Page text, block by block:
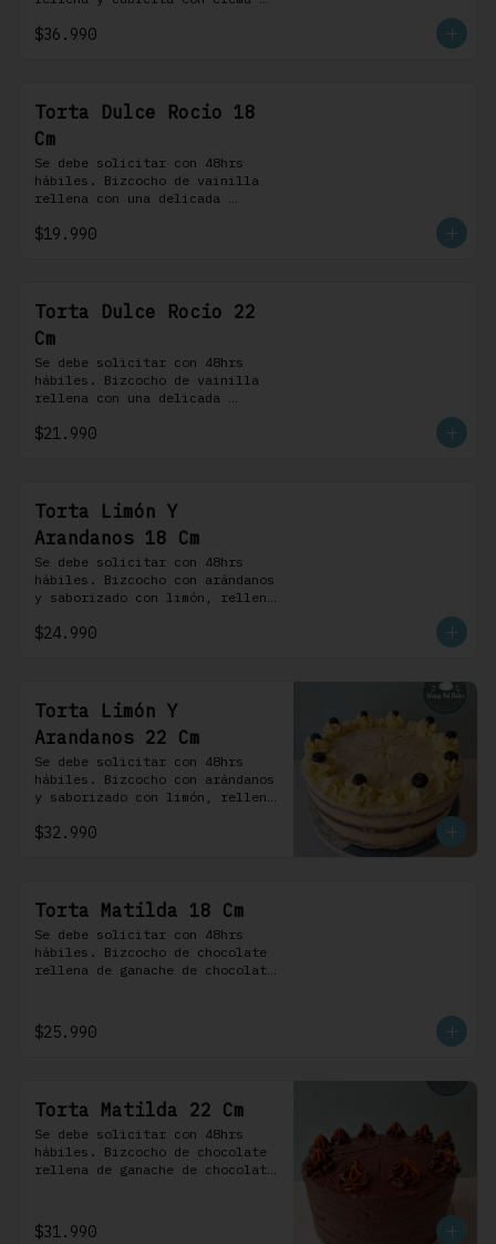
profiteroles.
$36.990
Torta Dulce Rocio 18
Cm
Se debe solicitar con 48hrs
hábiles. Bizcocho de vainilla
rellena con una delicada
de leche cubierta con nuestra
$19.990
Torta Dulce Rocio 22
Cm
Se debe solicitar con 48hrs
hábiles. Bizcocho de vainilla
rellena con una delicada
de leche cubierta con nuestra
$21.990
Torta Limón Y
Arandanos 18 Cm
Se debe solicitar con 48hrs
hábiles. Bizcocho con arándanos
y saborizado con limón, rellena
rojos y cubierta con un
$24.990
Torta Limón Y
Arandanos 22 Cm
Se debe solicitar con 48hrs
hábiles. Bizcocho con arándanos
y saborizado con limón, rellena
rojos y cubierta con un
$32.990
Torta Matilda 18 Cm
Se debe solicitar con 48hrs
hábiles. Bizcocho de chocolate
rellena de ganache de chocolate
chocolate.
$25.990
Torta Matilda 22 Cm
Se debe solicitar con 48hrs
hábiles. Bizcocho de chocolate
rellena de ganache de chocolate
chocolate.
$31.990